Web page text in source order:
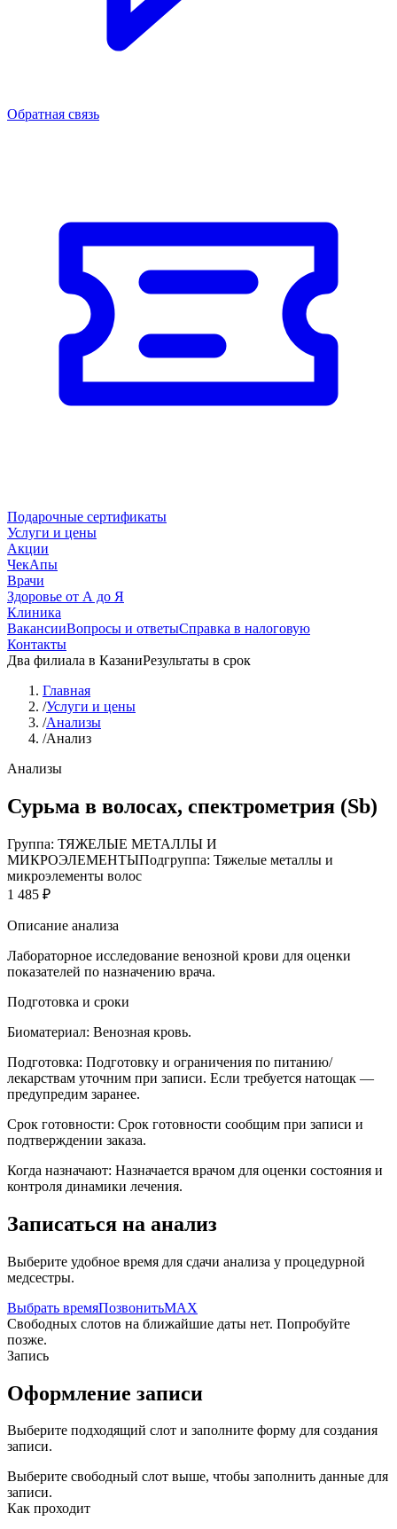
Обратная связь
Подарочные сертификаты
Услуги и цены
Акции
ЧекАпы
Врачи
Здоровье от А до Я
Клиника
ВакансииВопросы и ответыСправка в налоговую
Контакты
Два филиала в КазаниРезультаты в срок
Главная
/Услуги и цены
/Анализы
/Анализ
Анализы
Сурьма в волосах, спектрометрия (Sb)
Группа: ТЯЖЕЛЫЕ МЕТАЛЛЫ И
МИКРОЭЛЕМЕНТЫПодгруппа: Тяжелые металлы и
микроэлементы волос
1 485 ₽
Описание анализа
Лабораторное исследование венозной крови для оценки
показателей по назначению врача.
Подготовка и сроки
Биоматериал: Венозная кровь.
Подготовка: Подготовку и ограничения по питанию/
лекарствам уточним при записи. Если требуется натощак —
предупредим заранее.
Срок готовности: Срок готовности сообщим при записи и
подтверждении заказа.
Когда назначают: Назначается врачом для оценки состояния и
контроля динамики лечения.
Записаться на анализ
Выберите удобное время для сдачи анализа у процедурной
медсестры.
Выбрать времяПозвонитьMAX
Свободных слотов на ближайшие даты нет. Попробуйте
позже.
Запись
Оформление записи
Выберите подходящий слот и заполните форму для создания
записи.
Выберите свободный слот выше, чтобы заполнить данные для
записи.
Как проходит